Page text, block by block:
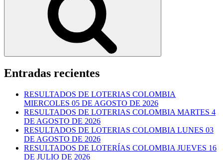
Entradas recientes
RESULTADOS DE LOTERIAS COLOMBIA
MIERCOLES 05 DE AGOSTO DE 2026
RESULTADOS DE LOTERIAS COLOMBIA MARTES 4
DE AGOSTO DE 2026
RESULTADOS DE LOTERIAS COLOMBIA LUNES 03
DE AGOSTO DE 2026
RESULTADOS DE LOTERÍAS COLOMBIA JUEVES 16
DE JULIO DE 2026